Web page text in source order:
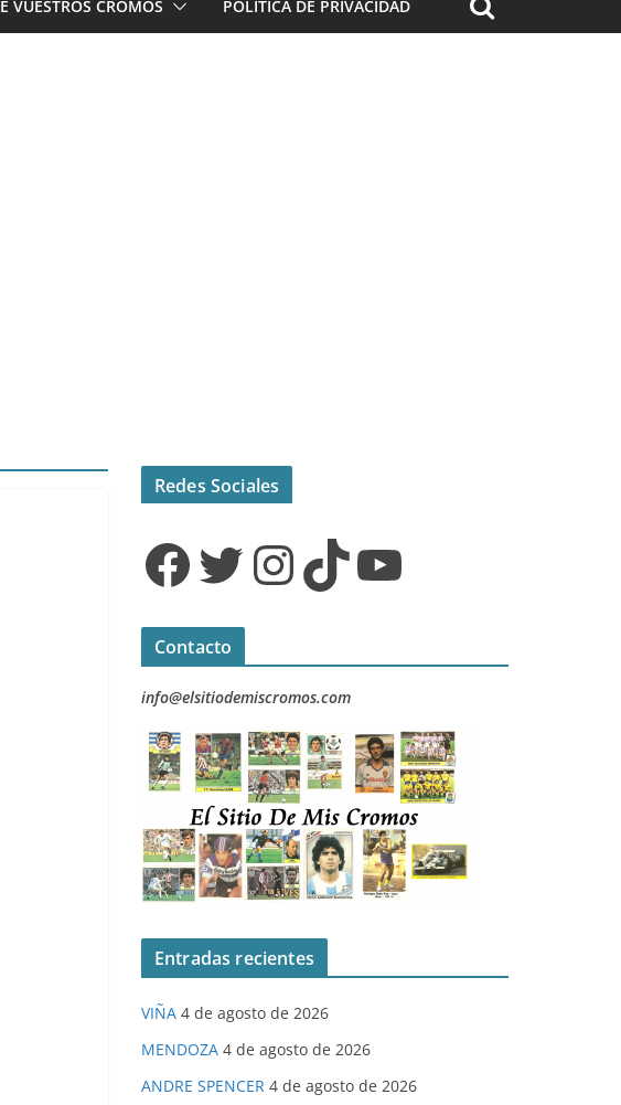
VUESTROS CROMOS POLÍTICA DE PRIVACIDAD
Redes Sociales
Facebook Twitter InstagramTikTok YouTube
Contacto
info@elsitiodemiscromos.com
Entradas recientes
VIÑA 4 de agosto de 2026
MENDOZA 4 de agosto de 2026
ANDRE SPENCER 4 de agosto de 2026